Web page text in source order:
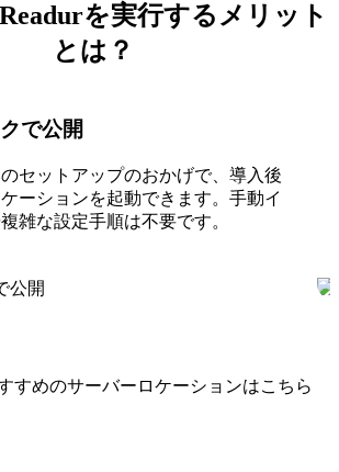
を実行するメリット
とは？
で公開
セットアップのおかげで、導入後
ーションを起動できます。手動イ
雑な設定手順は不要です。
すめのサーバーロケーションはこちら